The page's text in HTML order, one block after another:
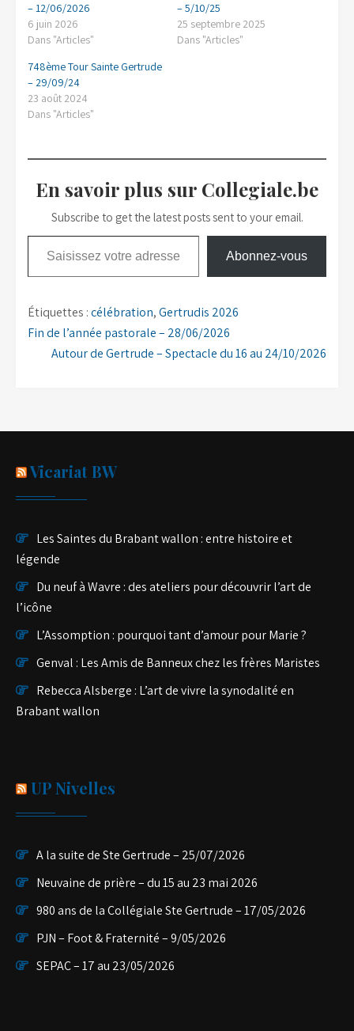
– 12/06/2026
6 juin 2026
Dans "Articles"
– 5/10/25
25 septembre 2025
Dans "Articles"
748ème Tour Sainte Gertrude
– 29/09/24
23 août 2024
Dans "Articles"
En savoir plus sur Collegiale.be
Subscribe to get the latest posts sent to your email.
Saisissez votre adresse e-mail…
Abonnez-vous
Étiquettes :célébration,Gertrudis 2026
Navigation
de
Fin de l’année pastorale – 28/06/2026
Autour de Gertrude – Spectacle du 16 au 24/10/2026
Vicariat BW
Les Saintes du Brabant wallon : entre histoire et
légende
Du neuf à Wavre : des ateliers pour découvrir l’art de
l’icône
L’Assomption : pourquoi tant d’amour pour Marie ?
Genval : Les Amis de Banneux chez les frères Maristes
Rebecca Alsberge : L’art de vivre la synodalité en
Brabant wallon
UP Nivelles
A la suite de Ste Gertrude – 25/07/2026
Neuvaine de prière – du 15 au 23 mai 2026
980 ans de la Collégiale Ste Gertrude – 17/05/2026
PJN – Foot & Fraternité – 9/05/2026
SEPAC – 17 au 23/05/2026